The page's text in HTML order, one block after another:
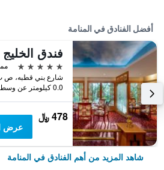
أفضل الفنادق في المنامة
5 نجوم
0.0 كيلومتر عن وسط المدينة
478 ﷼
عرض
شاهد المزيد من أهم الفنادق في المنامة